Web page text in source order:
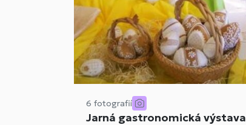
6 fotografií
Jarná gastronomická výstava